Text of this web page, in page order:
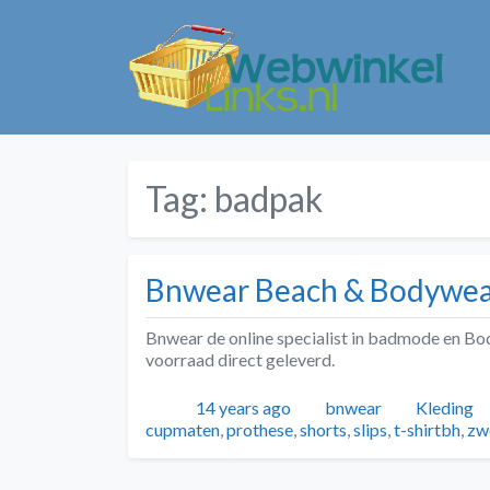
Tag: badpak
Bnwear Beach &
Bnwear de online specialist in badmode en
voorraad direct geleverd.
Geplaatst
14 years ago Auteur
bnwear Kleding
cupmaten prothese shorts slips t-shirtbh